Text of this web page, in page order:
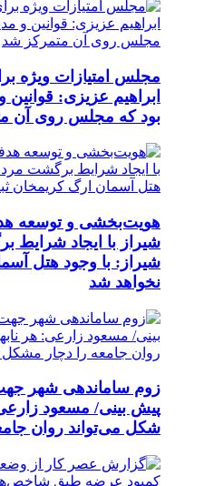
مجلس امتیازات ویژه
ابراهیم عزیزی:
بود که مجلس روی آن
هویت‌بخشی و توسعه
شیراز با ایجاد
شیراز: با وجود هتل
نخواهد شد
زوم ساماندهی شهر جهت
پیش بینی/ مسعود
شکل می‌تواند روان